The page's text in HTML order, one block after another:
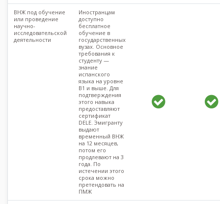
ВНЖ под обучение
или проведение
научно-
исследовательской
деятельности
Иностранцам
доступно
бесплатное
обучение в
государственных
вузах. Основное
требования к
студенту —
знание
испанского
языка на уровне
В1 и выше. Для
подтверждения
этого навыка
предоставляют
сертификат
DELE. Эмигранту
выдают
временный ВНЖ
на 12 месяцев,
потом его
продлевают на 3
года. По
истечении этого
срока можно
претендовать на
ПМЖ